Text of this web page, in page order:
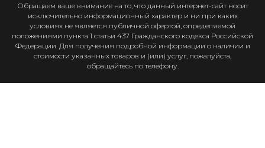
Обращаем ваше внимание на то, что данный интернет-сайт носит
исключительно информационный характер и ни при каких
условиях не является публичной офертой, определяемой
положениями пункта 1 статьи 437 Гражданского кодекса Российской
Федерации. Для получения подробной информации о наличии и
стоимости указанных товаров и (или) услуг, пожалуйста,
обращайтесь по телефону.